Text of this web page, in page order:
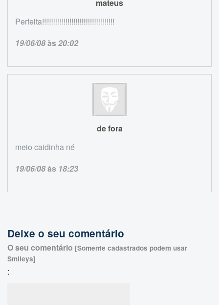
mateus
Perfeita!!!!!!!!!!!!!!!!!!!!!!!!!!!!!!!!!!!!!
19/06/08às20:02
de fora
meio caidinha né
19/06/08às 18:23
Deixe o seu comentário
O seu comentário [Somente cadastrados podem usar
Smileys]
: